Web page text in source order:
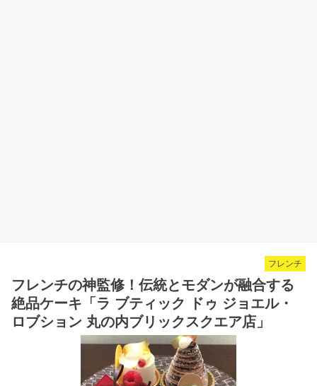
フレンチ
フレンチの神監修！伝統とモダンが融合する
絶品ケーキ「ラ ブティック ドゥ ジョエル・
ロブション 丸の内ブリックスクエア店」